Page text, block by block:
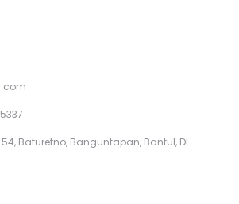
Baturetno, Banguntapan, Bantul, DI